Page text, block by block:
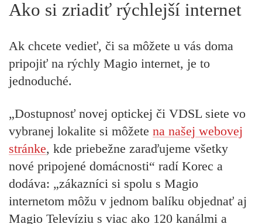
Ako si zriadiť rýchlejší internet
Ak chcete vedieť, či sa môžete u vás doma
pripojiť na rýchly Magio internet, je to
jednoduché.
„Dostupnosť novej optickej či VDSL siete vo
vybranej lokalite si môžete na našej webovej
stránke, kde priebežne zaraďujeme všetky
nové pripojené domácnosti“ radí Korec a
dodáva: „zákazníci si spolu s Magio
internetom môžu v jednom balíku objednať aj
Magio Televíziu s viac ako 120 kanálmi a